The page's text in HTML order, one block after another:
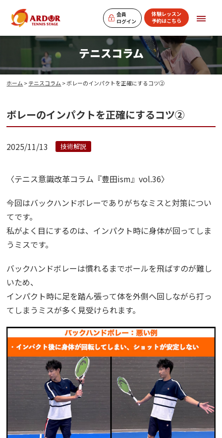
会員
ログイン
体験レッスン
予約はこちら
テニスコラム
ホーム >テニスコラム > ボレーのインパクトを正確にするコツ②
ボレーのインパクトを正確にするコツ②
2025/11/13 技術解説
〈テニス意識改革コラム『豊田ism』vol.36〉
今回はバックハンドボレーでありがちなミスと対策につい
てです。
私がよく目にするのは、インパクト時に身体が回ってしま
うミスです。
バックハンドボレーは慣れるまでボールを飛ばすのが難し
いため、
インパクト時に足を踏ん張って体を外側へ回しながら打っ
てしまうミスが多く見受けられます。